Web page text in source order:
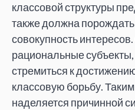
классовой структуры
также должна
совокупность
рациональные
стремиться к
классовую борьбу.
наделяется причинной